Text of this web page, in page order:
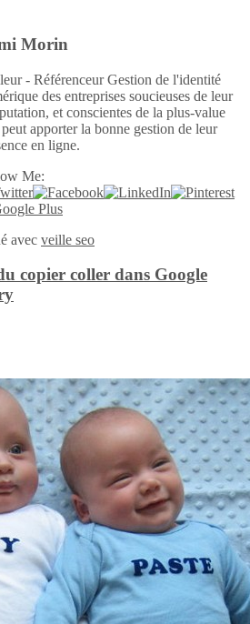
Morin
- Référenceur Gestion de l'identité
des entreprises soucieuses de leur
et conscientes de la plus-value
apporter la bonne gestion de leur
en ligne.
Me:
avec veille seo
copier coller dans Google